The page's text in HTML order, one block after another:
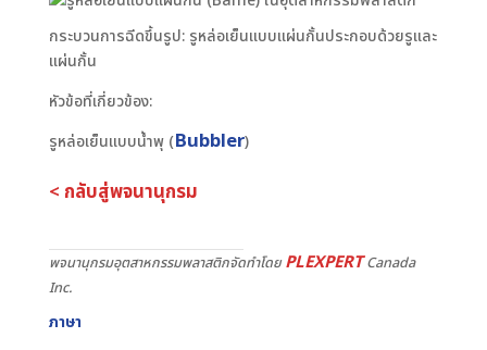
กระบวนการฉีดขึ้นรูป: รูหล่อเย็นแบบแผ่นกั้นประกอบด้วยรูและ
แผ่นกั้น
หัวข้อที่เกี่ยวข้อง:
รูหล่อเย็นแบบน้ำพุ (Bubbler)
< กลับสู่พจนานุกรม
พจนานุกรมอุตสาหกรรมพลาสติกจัดทำโดยPLEXPERTCanada
Inc.
ภาษา